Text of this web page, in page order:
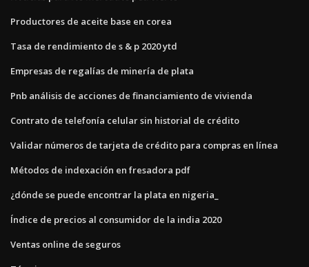
Productores de aceite base en corea
Tasa de rendimiento de s & p 2020 ytd
Empresas de regalías de minería de plata
Pnb análisis de acciones de financiamiento de vivienda
Contrato de telefonía celular sin historial de crédito
Validar números de tarjeta de crédito para compras en línea
Métodos de indexación en fresadora pdf
¿dónde se puede encontrar la plata en nigeria_
Índice de precios al consumidor de la india 2020
Ventas online de seguros